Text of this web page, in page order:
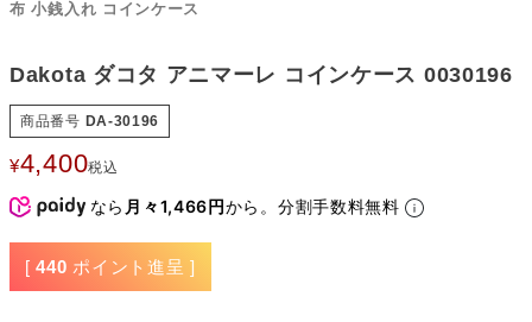
布 小銭入れ コインケース
Dakota ダコタ アニマーレ コインケース 0030196
商品番号 DA-30196
¥4,400税込
なら 月々1,466円から。分割手数料無料
[ 440 ポイント進呈 ]